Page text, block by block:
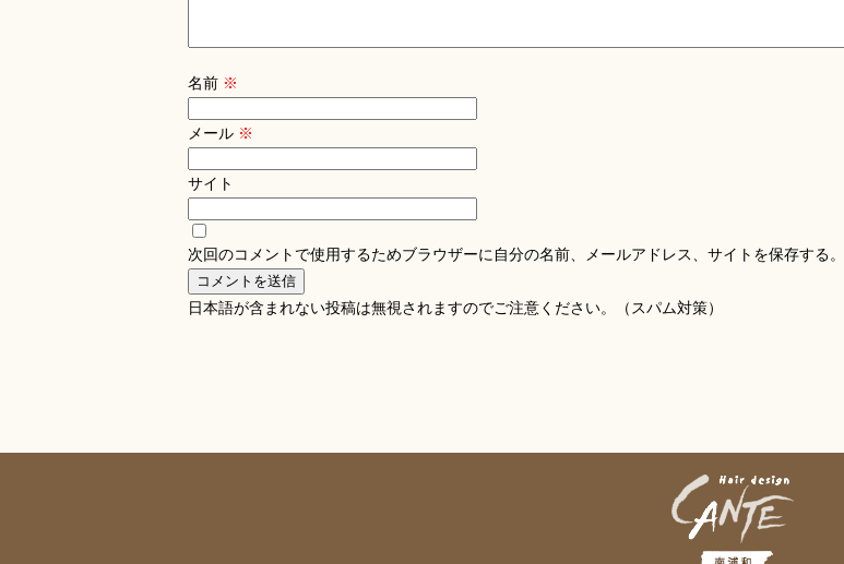
名前 ※
メール ※
サイト
次回のコメントで使用するためブラウザーに自分の名前、メールアドレス、サイトを保存する。
日本語が含まれない投稿は無視されますのでご注意ください。（スパム対策）